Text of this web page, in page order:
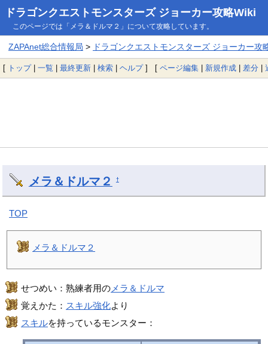
ドラゴンクエストモンスターズ ジョーカー攻略Wiki
このページでは「メラ＆ドルマ２」について攻略しています。
ZAPAnet総合情報局 > ドラゴンクエストモンスターズ ジョーカー攻
[ トップ| 一覧 | 最終更新 | 検索 | ヘルプ] [ ページ編集 | 新規作成 | 差分 |
メラ＆ドルマ２ †
TOP
メラ＆ドルマ２
せつめい：熟練者用の メラ＆ドルマ
覚えかた： スキル強化より
スキルを持っているモンスター：